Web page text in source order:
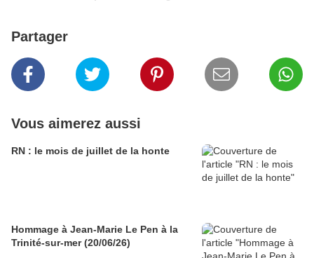
Partager
Vous aimerez aussi
RN : le mois de juillet de la honte
Hommage à Jean-Marie Le Pen à la
Trinité-sur-mer (20/06/26)